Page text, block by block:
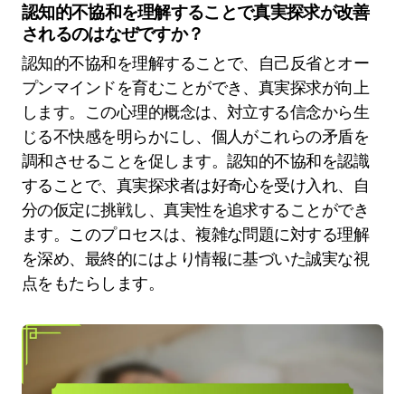
認知的不協和を理解することで真実探求が改善
されるのはなぜですか？
認知的不協和を理解することで、自己反省とオー
プンマインドを育むことができ、真実探求が向上
します。この心理的概念は、対立する信念から生
じる不快感を明らかにし、個人がこれらの矛盾を
調和させることを促します。認知的不協和を認識
することで、真実探求者は好奇心を受け入れ、自
分の仮定に挑戦し、真実性を追求することができ
ます。このプロセスは、複雑な問題に対する理解
を深め、最終的にはより情報に基づいた誠実な視
点をもたらします。